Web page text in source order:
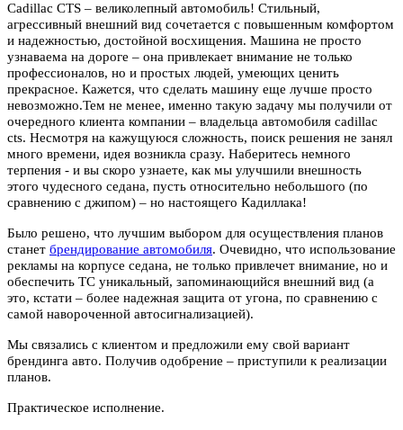
Cadillac CTS – великолепный автомобиль! Стильный,
агрессивный внешний вид сочетается с повышенным комфортом
и надежностью, достойной восхищения. Машина не просто
узнаваема на дороге – она привлекает внимание не только
профессионалов, но и простых людей, умеющих ценить
прекрасное. Кажется, что сделать машину еще лучше просто
невозможно.Тем не менее, именно такую задачу мы получили от
очередного клиента компании – владельца автомобиля cadillac
cts. Несмотря на кажущуюся сложность, поиск решения не занял
много времени, идея возникла сразу. Наберитесь немного
терпения - и вы скоро узнаете, как мы улучшили внешность
этого чудесного седана, пусть относительно небольшого (по
сравнению с джипом) – но настоящего Кадиллака!
Было решено, что лучшим выбором для осуществления планов
станет брендирование автомобиля. Очевидно, что использование
рекламы на корпусе седана, не только привлечет внимание, но и
обеспечить ТС уникальный, запоминающийся внешний вид (а
это, кстати – более надежная защита от угона, по сравнению с
самой навороченной автосигнализацией).
Мы связались с клиентом и предложили ему свой вариант
брендинга авто. Получив одобрение – приступили к реализации
планов.
Практическое исполнение.